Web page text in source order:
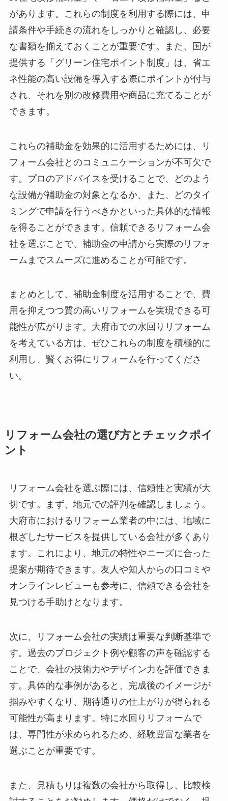
があります。これらの制度を利用する際には、申
請条件や手続きの流れをしっかりと確認し、必要
な書類を揃えておくことが重要です。また、国が
提供する「グリーン住宅ポイント制度」は、省エ
ネ性能の高い設備を導入する際にポイントが付与
され、それを別の改修費用や商品に充てることが
できます。
これらの補助金を効果的に活用するためには、リ
フォーム会社とのコミュニケーションが不可欠で
す。プロのアドバイスを受けることで、どのよう
な設備が補助金の対象となるか、また、どのタイ
ミングで申請を行うべきかといった具体的な情報
を得ることができます。信頼できるリフォーム会
社を選ぶことで、補助金の申請から実際のリフォ
ームまでスムーズに進めることが可能です。
まとめとして、補助金制度を活用することで、費
用を抑えつつ質の高いリフォームを実現できる可
能性が広がります。大府市での水回りリフォーム
を考えている方は、ぜひこれらの制度を積極的に
利用し、賢くお得にリフォームを行ってくださ
い。
リフォーム会社の選び方とチェックポイ
ント
リフォーム会社を選ぶ際には、信頼性と実績が大
切です。まず、地元での評判を確認しましょう。
大府市におけるリフォーム業者の中には、地域に
根ざしたサービスを提供している会社が多くあり
ます。これにより、地元の特性やニーズに合った
提案が期待できます。友人や知人からの口コミや
オンラインレビューも参考に、信頼できる会社を
見つける手助けとなります。
次に、リフォーム会社の実績は重要な判断基準で
す。過去のプロジェクト例や顧客の声を確認する
ことで、会社の技術力やデザイン力を評価できま
す。具体的な事例があると、完成後のイメージが
掴みやすくなり、期待通りの仕上がりが得られる
可能性が高まります。特に水回りリフォームで
は、専門性が求められるため、経験豊富な業者を
選ぶことが重要です。
また、見積もりは複数の会社から取得し、比較検